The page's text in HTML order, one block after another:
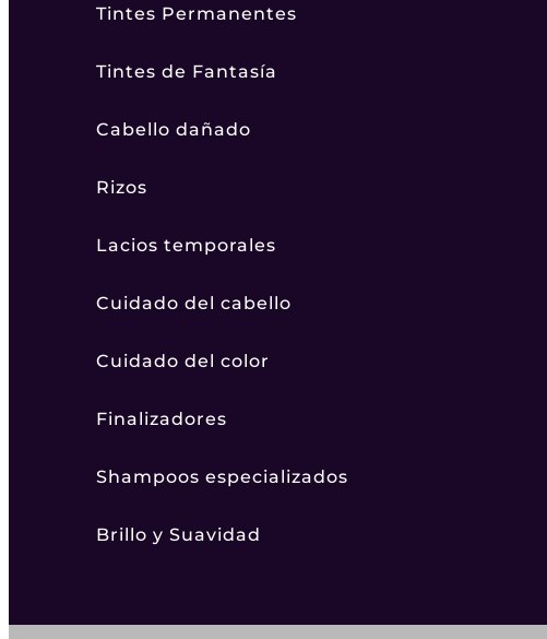
Tintes Permanentes
Tintes de Fantasía
Cabello dañado
Rizos
Lacios temporales
Cuidado del cabello
Cuidado del color
Finalizadores
Shampoos especializados
Brillo y Suavidad